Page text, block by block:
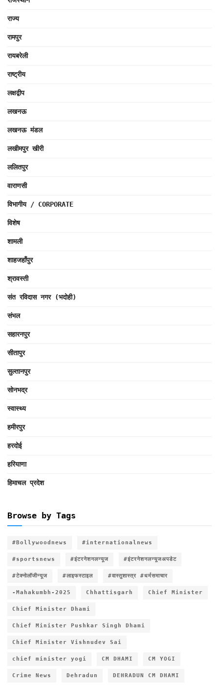
राज्य
रामपुर
रायबरेली
राष्ट्रीय
लक्षद्वीप
लखनऊ
लखनऊ मंडल
लखीमपुर खीरी
ललितपुर
वाराणसी
विभागीय / CORPORATE
विशेष
शामली
शाहजहाँपुर
श्रावस्ती
संत रविदास नगर (भदोही)
संभल
सहारनपुर
सीतापुर
सुल्तानपुर
सोनभद्र
स्वास्थ्य
हमीरपुर
हरदोई
हरियाणा
हिमाचल प्रदेश
Browse by Tags
#Bollywoodnews #internationalnews
#sportsnews #इंटरनेशनलन्यूज #इंटरनेशनलन्यूजअपडेट
#टेक्नोलॉजीन्यूज #लाइफस्टाइल #वास्तुशास्त्र #धर्मसमाचार
-Mahakumbh-2025 Chhattisgarh Chief Minister
Chief Minister Dhami
Chief Minister Pushkar Singh Dhami
Chief Minister Vishnudev Sai
chief minister yogi CM DHAMI CM YOGI
Crime News Dehradun DEHRADUN CM DHAMI